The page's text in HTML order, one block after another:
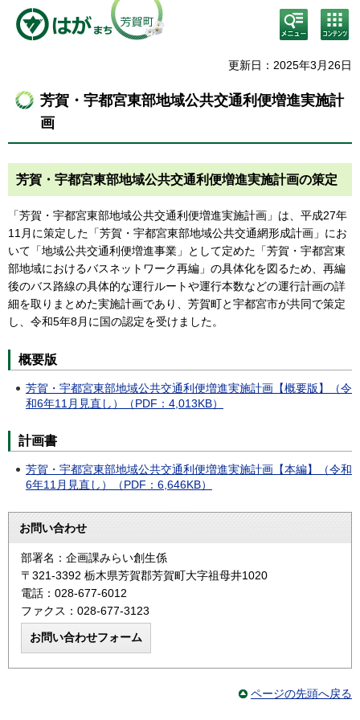
検
索・
メニ
コン
テン
ニュ
更新日：2025年3月26日
芳賀・宇都宮東部地域公共交通利便増進実施計
画
芳賀・宇都宮東部地域公共交通利便増進実施計画の策定
「芳賀・宇都宮東部地域公共交通利便増進実施計画」は、平成27年
11月に策定した「芳賀・宇都宮東部地域公共交通網形成計画」にお
いて「地域公共交通利便増進事業」として定めた「芳賀・宇都宮東
部地域におけるバスネットワーク再編」の具体化を図るため、再編
後のバス路線の具体的な運行ルートや運行本数などの運行計画の詳
細を取りまとめた実施計画であり、芳賀町と宇都宮市が共同で策定
し、令和5年8月に国の認定を受けました。
概要版
芳賀・宇都宮東部地域公共交通利便増進実施計画【概要版】（令
和6年11月見直し）（PDF：4,013KB）
計画書
芳賀・宇都宮東部地域公共交通利便増進実施計画【本編】（令和
6年11月見直し）（PDF：6,646KB）
お問い合わせ
部署名：企画課みらい創生係
〒321-3392 栃木県芳賀郡芳賀町大字祖母井1020
電話：028-677-6012
ファクス：028-677-3123
ページの先頭へ戻る